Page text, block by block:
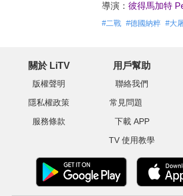
導演： 彼得馬加特
#二戰 #德國納粹 #大
關於 LiTV
版權聲明
隱私權政策
服務條款
用戶幫助
聯絡我們
常見問題
下載 APP
TV 使用教學